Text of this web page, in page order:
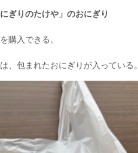
ぎりのたけや」のおにぎり
購入できる。
、包まれたおにぎりが入っている。